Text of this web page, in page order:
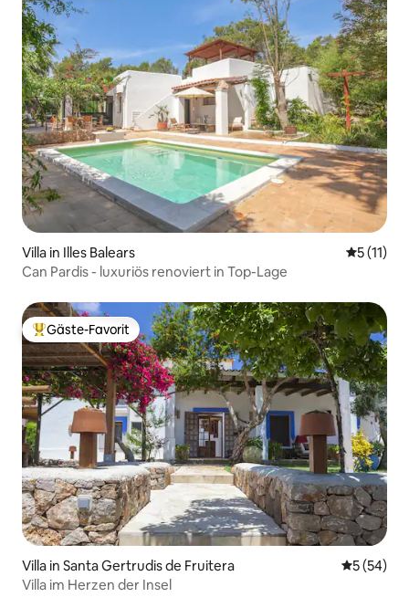
Villa in Illes Balears
5 (11)
Can Pardis - luxuriös renoviert in Top-Lage
Beliebter Gäste-Favorit.
Gäste-Favorit
Villa in Santa Gertrudis de Fruitera
5 (54)
Villa im Herzen der Insel